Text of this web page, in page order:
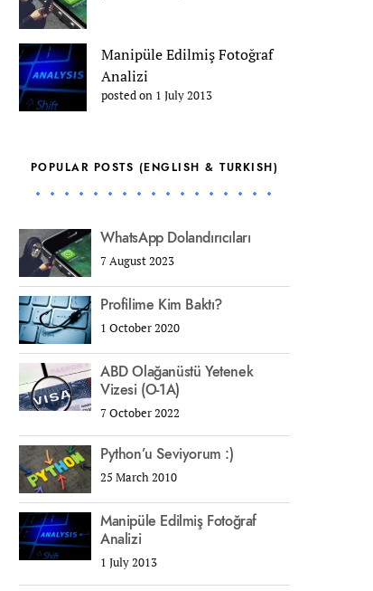
Manipüle Edilmiş Fotoğraf
Analizi
posted on 1 July 2013
POPULAR POSTS (ENGLISH & TURKISH)
WhatsApp Dolandırıcıları
7 August 2023
Profilime Kim Baktı?
1 October 2020
ABD Olağanüstü Yetenek
Vizesi (O-1A)
7 October 2022
Python’u Seviyorum :)
25 March 2010
Manipüle Edilmiş Fotoğraf
Analizi
1 July 2013